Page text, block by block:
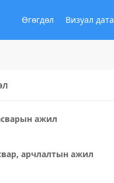
Өгөгдөл Визуал дата
ажил
арчлалтын ажил